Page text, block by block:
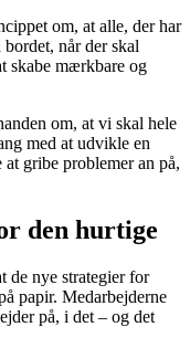
om, at alle, der har
når der skal
skabe mærkbare og
om, at vi skal hele
med at udvikle en
gribe problemer an på,
den hurtige
de nye strategier for
papir. Medarbejderne
på, i det – og det